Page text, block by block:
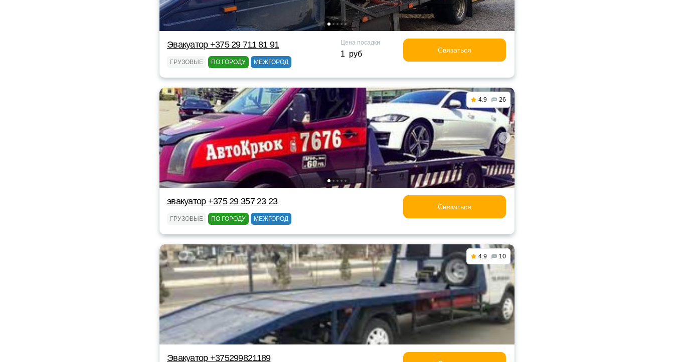
Эвакуатор +375 29 711 81 91
ГРУЗОВЫЕ ПО ГОРОДУ МЕЖГОРОД
Цена посадки
1 руб Связаться
4.9 26
эвакуатор +375 29 357 23 23
ГРУЗОВЫЕ ПО ГОРОДУ МЕЖГОРОД
Связаться
4.9 10
Эвакуатор +375299821189